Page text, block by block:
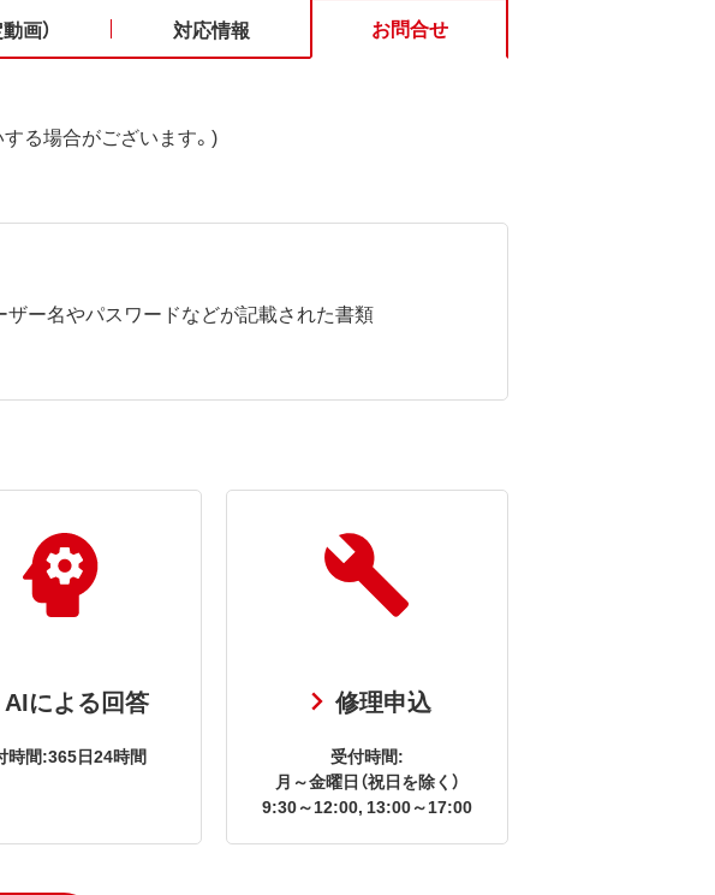
画） 対応情報 お問合せ
る場合がございます。)
ー名やパスワードなどが記載された書類
AIによる回答
時間:365日24時間
修理申込
受付時間:
月～金曜日（祝日を除く）
9:30～12:00, 13:00～17:00